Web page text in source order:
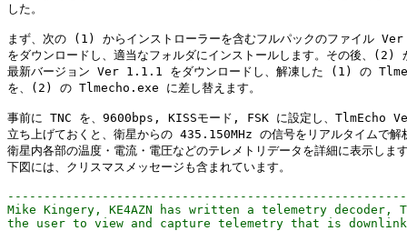
した。
まず、次の (1) からインストローラーを含むフルパックのファイル
をダウンロードし、適当なフォルダにインストールします。その後、(2)
最新バージョン Ver 1.1.1 をダウンロードし、解凍した (1) の
を、(2) の Tlmecho.exe に差し替えます。
事前に TNC を、9600bps, KISSモード, FSK に設定し、TlmEcho
立ち上げておくと、衛星からの 435.150MHz の信号をリアルタイムで解
衛星内各部の温度・電流・電圧などのテレメトリデータを詳細に表示しま
Mike Kingery, KE4AZN has written a telemetry
the user to view and capture telemetry that is